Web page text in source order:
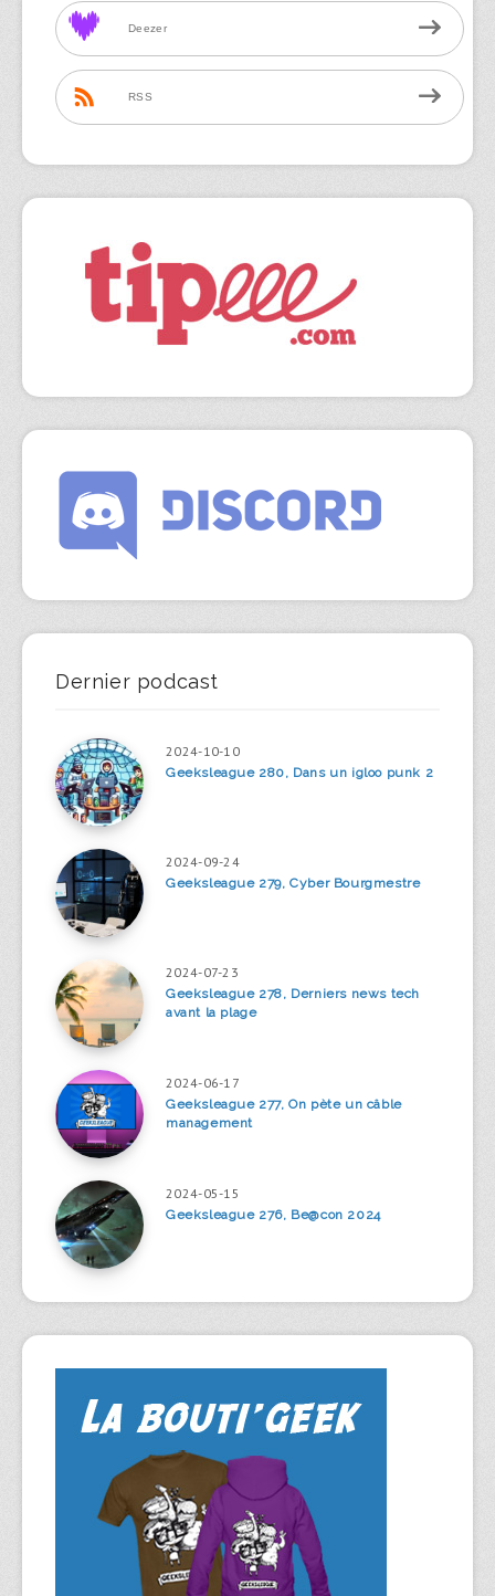
Deezer
RSS
Dernier podcast
2024-10-10
Geeksleague 280, Dans un igloo punk 2
2024-09-24
Geeksleague 279, Cyber Bourgmestre
2024-07-23
Geeksleague 278, Derniers news tech
avant la plage
2024-06-17
Geeksleague 277, On pète un câble
management
2024-05-15
Geeksleague 276, Be@con 2024